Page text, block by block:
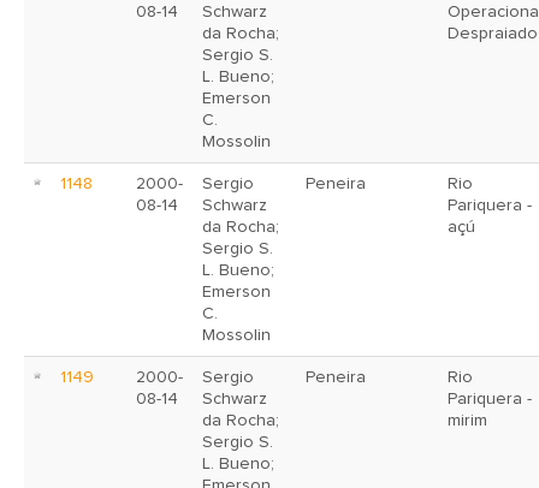
08-14
Schwarz
da Rocha;
Sergio S.
L. Bueno;
Emerson
C.
Mossolin
Despraiado
1148
2000-
08-14
Sergio
Schwarz
da Rocha;
Sergio S.
L. Bueno;
Emerson
C.
Mossolin
Peneira
Rio
Pariquera -
açú
1149
2000-
08-14
Sergio
Schwarz
da Rocha;
Sergio S.
L. Bueno;
Peneira
Rio
Pariquera -
mirim